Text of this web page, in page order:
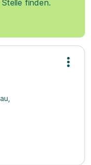
finden.